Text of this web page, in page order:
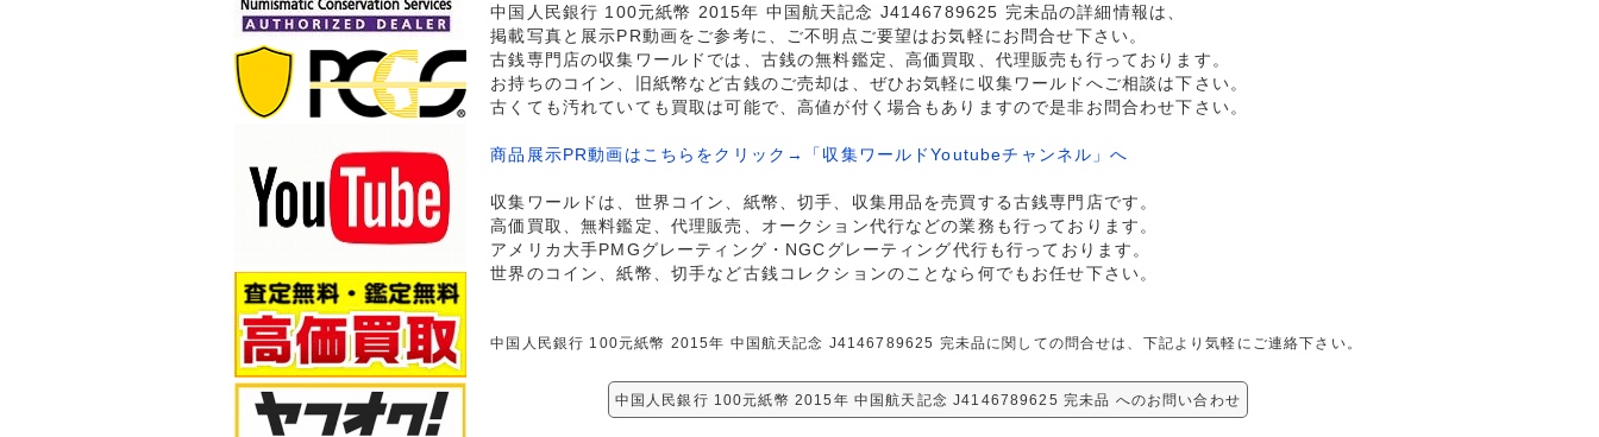
中国人民銀行 100元紙幣 2015年 中国航天記念 J4146789625 完未品の詳細情報は、
掲載写真と展示PR動画をご参考に、ご不明点ご要望はお気軽にお問合せ下さい。
古銭専門店の収集ワールドでは、古銭の無料鑑定、高価買取、代理販売も行っております。
お持ちのコイン、旧紙幣など古銭のご売却は、ぜひお気軽に収集ワールドへご相談は下さい。
古くても汚れていても買取は可能で、高値が付く場合もありますので是非お問合わせ下さい。
商品展示PR動画はこちらをクリック→「収集ワールドYoutubeチャンネル」へ
収集ワールドは、世界コイン、紙幣、切手、収集用品を売買する古銭専門店です。
高価買取、無料鑑定、代理販売、オークション代行などの業務も行っております。
アメリカ大手PMGグレーティング・NGCグレーティング代行も行っております。
世界のコイン、紙幣、切手など古銭コレクションのことなら何でもお任せ下さい。
中国人民銀行 100元紙幣 2015年 中国航天記念 J4146789625 完未品に関しての問合せは、下記より気軽にご連絡下さい。
中国人民銀行 100元紙幣 2015年 中国航天記念 J4146789625 完未品 へのお問い合わせ